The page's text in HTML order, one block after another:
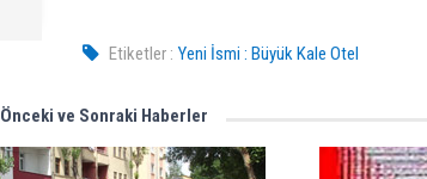
Etiketler : Yeni İsmi : Büyük Kale Otel
Önceki ve Sonraki Haberler